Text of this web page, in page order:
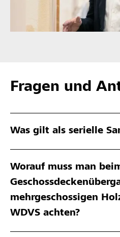
Fragen und
Was gilt als serielle
Worauf muss man
mehrgeschossigen
WDVS achten?